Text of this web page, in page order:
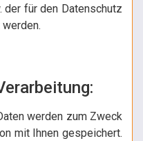
der für den Datenschutz
werden zum Zweck
mit Ihnen gespeichert.